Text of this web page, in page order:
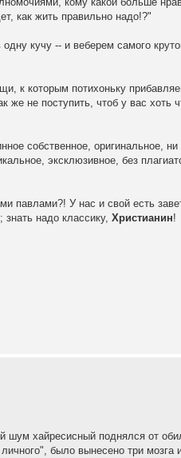
как жить правильно надо!?"
кучу -- и веберем самого
к которым потихоньку
не поступить, чтоб у вас хоть
собственное, оригинальное, ни
эксклюзивное, без
павлами?! У нас и свой есть
надо классику, Христианин!
шум хайресисный поднялся от
было вынесено три мозга